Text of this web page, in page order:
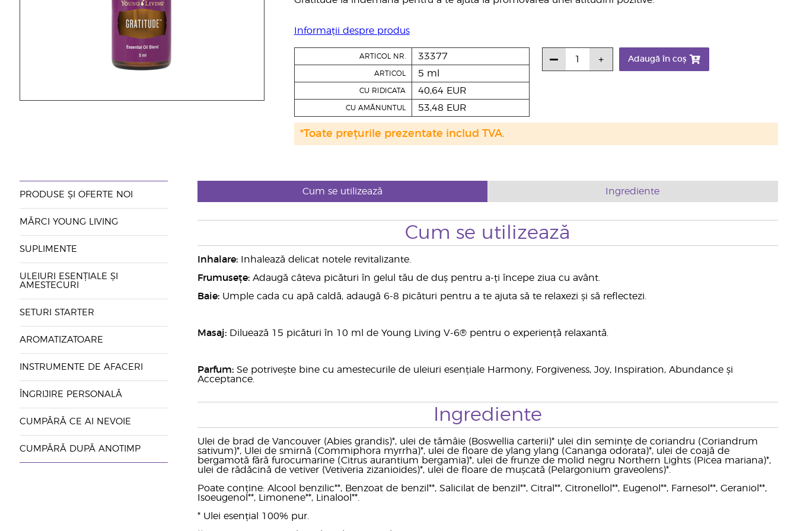
Informații despre produs
ARTICOL NR. 33377
ARTICOL 5 ml
CU RIDICATA 40,64 EUR
CU AMĂNUNTUL 53,48 EUR
Adaugă în coș
*Toate prețurile prezentate includ TVA.
PRODUSE ȘI OFERTE NOI
MĂRCI YOUNG LIVING
SUPLIMENTE
ULEIURI ESENȚIALE ȘI
AMESTECURI
SETURI STARTER
AROMATIZATOARE
INSTRUMENTE DE AFACERI
ÎNGRIJIRE PERSONALĂ
CUMPĂRĂ CE AI NEVOIE
CUMPĂRĂ DUPĂ ANOTIMP
Cum se utilizează Ingrediente
Cum se utilizează
Inhalare:Inhalează delicat notele revitalizante.
Frumusețe:Adaugă câteva picături în gelul tău de duș pentru a-ți începe ziua cu avânt.
Baie:Umple cada cu apă caldă, adaugă 6-8 picături pentru a te ajuta să te relaxezi și să reflectezi.
Masaj:Diluează 15 picături în 10 ml de Young Living V-6® pentru o experiență relaxantă.
Parfum:Se potrivește bine cu amestecurile de uleiuri esențiale Harmony, Forgiveness, Joy, Inspiration, Abundance și
Acceptance.
Ingrediente
Ulei de brad de Vancouver (Abies grandis)*, ulei de tămâie (Boswellia carterii)* ulei din semințe de coriandru (Coriandrum
sativum)*, Ulei de smirnă (Commiphora myrrha)*, ulei de floare de ylang ylang (Cananga odorata)*, ulei de coajă de
bergamotă fără furocumarine (Citrus aurantium bergamia)*, ulei de frunze de molid negru Northern Lights (Picea mariana)*,
ulei de rădăcină de vetiver (Vetiveria zizanioides)*, ulei de floare de mușcată (Pelargonium graveolens)*.
Poate conține: Alcool benzilic**, Benzoat de benzil**, Salicilat de benzil**, Citral**, Citronellol**, Eugenol**, Farnesol**, Geraniol**,
Isoeugenol**, Limonene**, Linalool**.
* Ulei esențial 100% pur.